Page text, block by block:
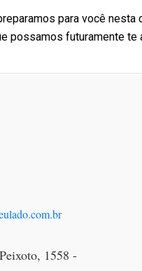
para você
possamos futuramente te
1558 -